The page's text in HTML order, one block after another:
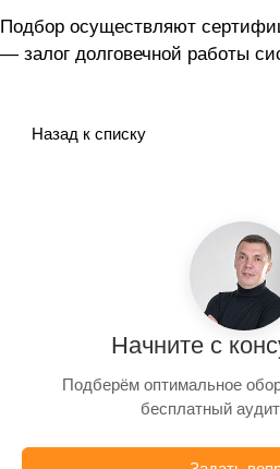
Подбор осуществляют
— залог долговечной работы
Назад к списку
Начните с
Подберём оптимальное
бесплатный